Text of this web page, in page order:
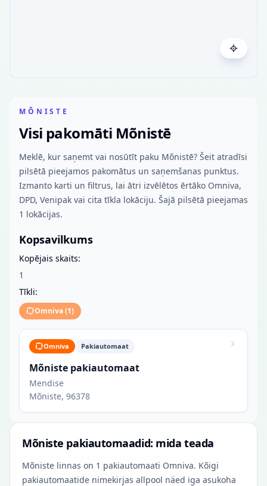
MÕNISTE
Visi pakomāti Mõnistē
Meklē, kur saņemt vai nosūtīt paku Mõnistē? Šeit atradīsi
pilsētā pieejamos pakomātus un saņemšanas punktus.
Izmanto karti un filtrus, lai ātri izvēlētos ērtāko Omniva,
DPD, Venipak vai cita tīkla lokāciju. Šajā pilsētā pieejamas
1 lokācijas.
Kopsavilkums
Kopējais skaits:
1
Tīkli:
Omniva(1)
Omniva Pakiautomaat
Mõniste pakiautomaat
Mendise
Mõniste, 96378
Mõniste pakiautomaadid: mida teada
Mõniste linnas on 1 pakiautomaati Omniva. Kõigi
pakiautomaatide nimekirjas allpool näed iga asukoha